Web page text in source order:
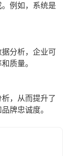
例如，系统是
分析，企业可
质量。
，从而提升了
牌忠诚度。